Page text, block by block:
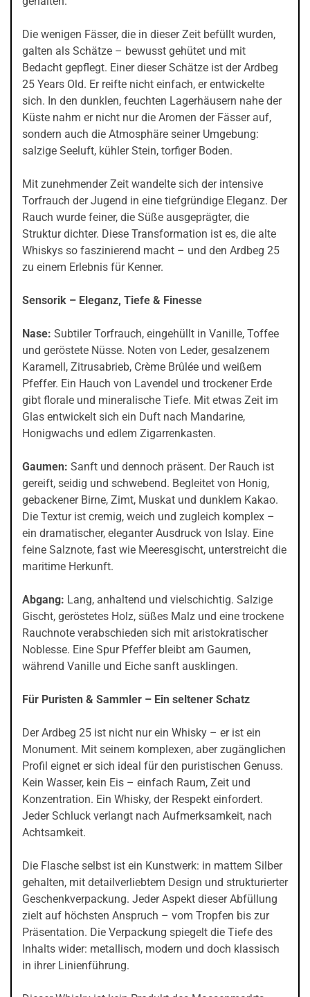
Die wenigen Fässer, die in dieser Zeit befüllt wurden,
galten als Schätze – bewusst gehütet und mit
Bedacht gepflegt. Einer dieser Schätze ist der Ardbeg
25 Years Old. Er reifte nicht einfach, er entwickelte
sich. In den dunklen, feuchten Lagerhäusern nahe der
Küste nahm er nicht nur die Aromen der Fässer auf,
sondern auch die Atmosphäre seiner Umgebung:
salzige Seeluft, kühler Stein, torfiger Boden.
Mit zunehmender Zeit wandelte sich der intensive
Torfrauch der Jugend in eine tiefgründige Eleganz. Der
Rauch wurde feiner, die Süße ausgeprägter, die
Struktur dichter. Diese Transformation ist es, die alte
Whiskys so faszinierend macht – und den Ardbeg 25
zu einem Erlebnis für Kenner.
Sensorik – Eleganz, Tiefe & Finesse
Nase: Subtiler Torfrauch, eingehüllt in Vanille, Toffee
und geröstete Nüsse. Noten von Leder, gesalzenem
Karamell, Zitrusabrieb, Crème Brûlée und weißem
Pfeffer. Ein Hauch von Lavendel und trockener Erde
gibt florale und mineralische Tiefe. Mit etwas Zeit im
Glas entwickelt sich ein Duft nach Mandarine,
Honigwachs und edlem Zigarrenkasten.
Gaumen: Sanft und dennoch präsent. Der Rauch ist
gereift, seidig und schwebend. Begleitet von Honig,
gebackener Birne, Zimt, Muskat und dunklem Kakao.
Die Textur ist cremig, weich und zugleich komplex –
ein dramatischer, eleganter Ausdruck von Islay. Eine
feine Salznote, fast wie Meeresgischt, unterstreicht die
maritime Herkunft.
Abgang: Lang, anhaltend und vielschichtig. Salzige
Gischt, geröstetes Holz, süßes Malz und eine trockene
Rauchnote verabschieden sich mit aristokratischer
Noblesse. Eine Spur Pfeffer bleibt am Gaumen,
während Vanille und Eiche sanft ausklingen.
Für Puristen & Sammler – Ein seltener Schatz
Der Ardbeg 25 ist nicht nur ein Whisky – er ist ein
Monument. Mit seinem komplexen, aber zugänglichen
Profil eignet er sich ideal für den puristischen Genuss.
Kein Wasser, kein Eis – einfach Raum, Zeit und
Konzentration. Ein Whisky, der Respekt einfordert.
Jeder Schluck verlangt nach Aufmerksamkeit, nach
Achtsamkeit.
Die Flasche selbst ist ein Kunstwerk: in mattem Silber
gehalten, mit detailverliebtem Design und strukturierter
Geschenkverpackung. Jeder Aspekt dieser Abfüllung
zielt auf höchsten Anspruch – vom Tropfen bis zur
Präsentation. Die Verpackung spiegelt die Tiefe des
Inhalts wider: metallisch, modern und doch klassisch
in ihrer Linienführung.